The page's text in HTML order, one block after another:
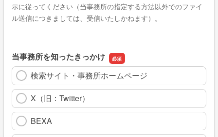
示に従ってください（当事務所の指定する方法以外でのファイ
ル送信につきましては、受信いたしかねます）。
当事務所を知ったきっかけ
検索サイト・事務所ホームページ
X（旧：Twitter）
BEXA